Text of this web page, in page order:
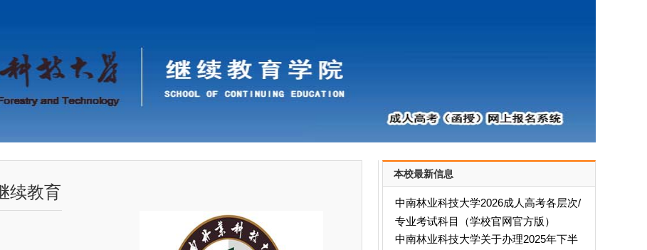
续教育
本校最新信息
中南林业科技大学2026成人高考各层次/
专业考试科目（学校官网官方版）
中南林业科技大学关于办理2025年下半